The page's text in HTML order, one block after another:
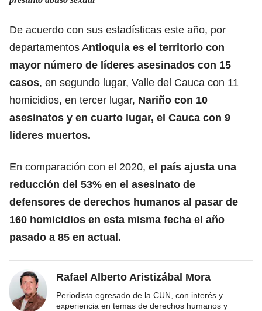
De acuerdo con sus estadísticas este año, por
departamentos Antioquia es el territorio con
mayor número de líderes asesinados con 15
casos, en segundo lugar, Valle del Cauca con 11
homicidios, en tercer lugar, Nariño con 10
asesinatos y en cuarto lugar, el Cauca con 9
líderes muertos.
En comparación con el 2020, el país ajusta una
reducción del 53% en el asesinato de
defensores de derechos humanos al pasar de
160 homicidios en esta misma fecha el año
pasado a 85 en actual.
Rafael Alberto Aristizábal Mora
Periodista egresado de la CUN, con interés y
experiencia en temas de derechos humanos y